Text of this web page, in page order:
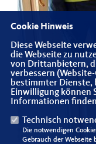
Cookie Hinweis
Diese Webseite
die Webseite zu
von Drittanbietern,
verbessern
bestimmter Dienste,
Einwilligung können
Informationen
Technisch
Die notwendigen
Gebrauch der Webseite